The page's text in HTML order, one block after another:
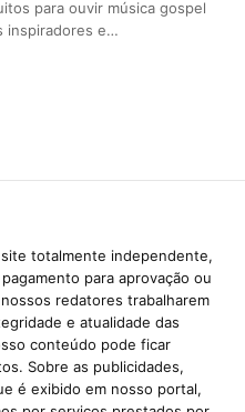
para ouvir música gospel
inspiradores e…
totalmente independente,
para aprovação ou
redatores trabalharem
e atualidade das
conteúdo pode ficar
Sobre as publicidades,
é exibido em nosso portal,